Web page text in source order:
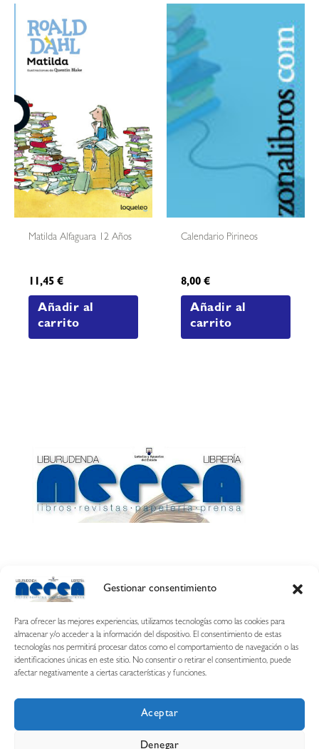
Gestionar consentimiento
Para ofrecer las mejores experiencias, utilizamos tecnologías como las cookies para
almacenar y/o acceder a la información del dispositivo. El consentimiento de estas
tecnologías nos permitirá procesar datos como el comportamiento de navegación o las
identificaciones únicas en este sitio. No consentir o retirar el consentimiento, puede
afectar negativamente a ciertas características y funciones.
Aceptar
Denegar
Matilda Alfaguara 12 Años
11,45€
Añadir al
carrito
Calendario Pirineos
8,00€
Añadir al
carrito
Calle Esquíroz, 27
687 54 31 70
nerearetamonge@gmail.com